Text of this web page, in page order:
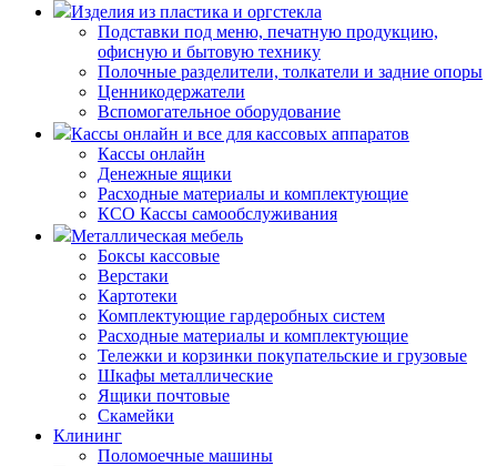
Изделия из пластика и оргстекла
Подставки под меню, печатную продукцию,
офисную и бытовую технику
Полочные разделители, толкатели и задние опоры
Ценникодержатели
Вспомогательное оборудование
Кассы онлайн и все для кассовых аппаратов
Кассы онлайн
Денежные ящики
Расходные материалы и комплектующие
КСО Кассы самообслуживания
Металлическая мебель
Боксы кассовые
Верстаки
Картотеки
Комплектующие гардеробных систем
Расходные материалы и комплектующие
Тележки и корзинки покупательские и грузовые
Шкафы металлические
Ящики почтовые
Скамейки
Клининг
Поломоечные машины